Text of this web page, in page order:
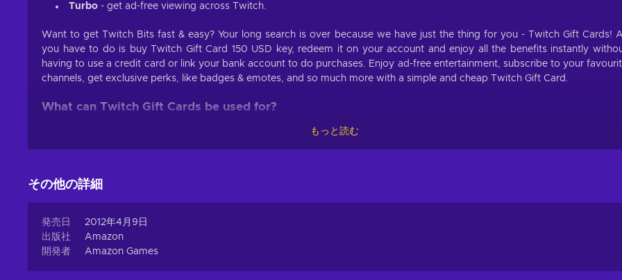
Turbo - get ad-free viewing across Twitch.
Want to get Twitch Bits fast & easy? Your long search is over because we have just the thing for you - Twitch Gift Cards!
you have to do is buy Twitch Gift Card 150 USD key, redeem it on your account and enjoy all the benefits instantly
having to use a credit card or link your bank account to do purchases. Enjoy ad-free entertainment, subscribe to your
channels, get exclusive perks, like badges & emotes, and so much more with a simple and cheap Twitch Gift Card.
What can Twitch Gift Cards be used for?
Once you activate this digital gift card, the equivalent of 150 USD will be added to your Twitch Wallet as Bits. Bits are
Gifts to friends
No more ads - tired of advertisements clogging up your experience? Make them go away with Turbo.
Probably the best thing about the Twitch Gift Card 150 USD key is the fact that you can use these funds to make purchases
Twitch. There’s no more need to use bank cards or set up payment methods - just use this digital voucher and get what
もっと読む
その他の詳細
発売日
2012年4月9日
出版社
Amazon
開発者
Amazon Games